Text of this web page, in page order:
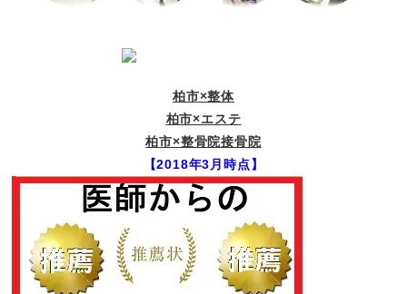
柏市×整体
柏市×エステ
柏市×整骨院接骨院
【2018年3月時点】